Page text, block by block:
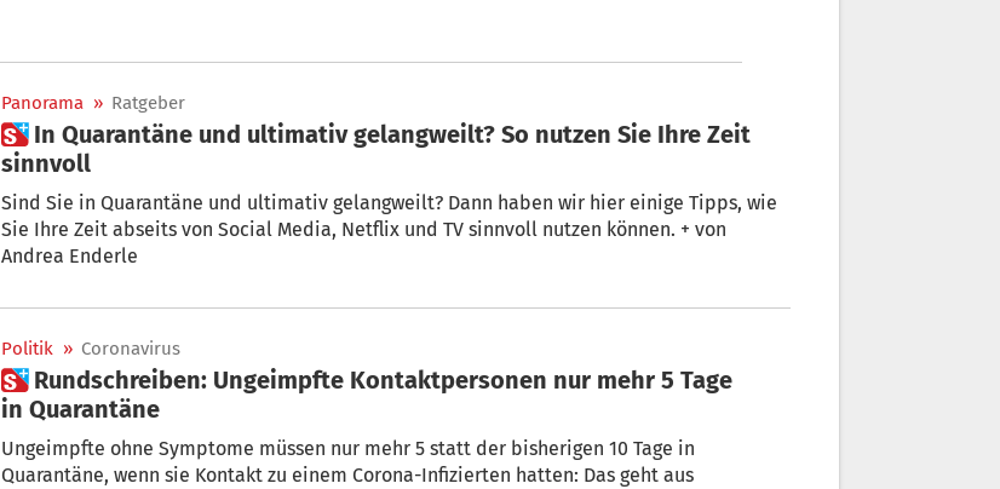
Panorama » Ratgeber
 In Quarantäne und ultimativ gelangweilt? So nutzen Sie Ihre Zeit
sinnvoll
Sind Sie in Quarantäne und ultimativ gelangweilt? Dann haben wir hier einige Tipps, wie
Sie Ihre Zeit abseits von Social Media, Netflix und TV sinnvoll nutzen können. + von
Andrea Enderle
Politik » Coronavirus
 Rundschreiben: Ungeimpfte Kontaktpersonen nur mehr 5 Tage
in Quarantäne
Ungeimpfte ohne Symptome müssen nur mehr 5 statt der bisherigen 10 Tage in
Quarantäne, wenn sie Kontakt zu einem Corona-Infizierten hatten: Das geht aus